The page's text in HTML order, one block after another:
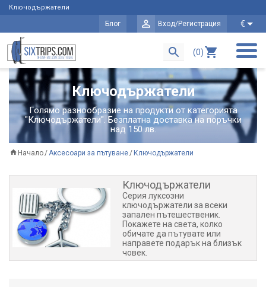
Ключодържатели
Блог Вход/Регистрация €
(0)
Ключодържатели
Голямо разнообразие на продукти от категорията
"Ключодържатели". Безплатна доставка на поръчки
над 150 лв.
Начало Аксесоари за пътуване Ключодържатели
Ключодържатели
Серия луксозни
ключодържатели за всеки
запален пътешественик.
Покажете на света, колко
обичате да пътувате или
направете подарък на близък
човек.